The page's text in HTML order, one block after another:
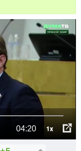
04:20 1x